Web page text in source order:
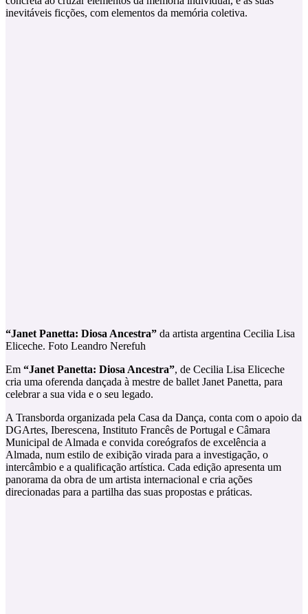
inevitáveis ficções, com elementos da memória coletiva.
“Janet Panetta: Diosa Ancestra” da artista argentina Cecilia Lisa
Eliceche. Foto Leandro Nerefuh
Em “Janet Panetta: Diosa Ancestra”, de Cecilia Lisa Eliceche
cria uma oferenda dançada à mestre de ballet Janet Panetta, para
celebrar a sua vida e o seu legado.
A Transborda organizada pela Casa da Dança, conta com o apoio da
DGArtes, Iberescena, Instituto Francês de Portugal e Câmara
Municipal de Almada e convida coreógrafos de excelência a
Almada, num estilo de exibição virada para a investigação, o
intercâmbio e a qualificação artística. Cada edição apresenta um
panorama da obra de um artista internacional e cria ações
direcionadas para a partilha das suas propostas e práticas.